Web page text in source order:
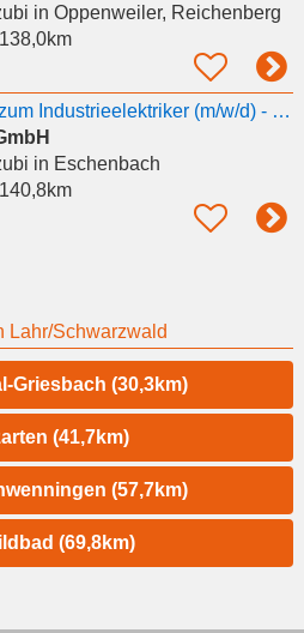
in Oppenweiler, Reichenberg
138,0km
Ausbildung zum Industrieelektriker (m/w/d) - Fachrichtung Betriebstechnik - 2027
in Eschenbach
140,8km
Lahr/Schwarzwald
Griesbach (30,3km)
(41,7km)
(57,7km)
(69,8km)